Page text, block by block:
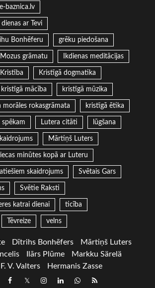
e-baznica.lv
ar Tevi
Bonhēferu grēku piedošana
grāmatu Ikdienas meditācijas
Kristība Kristīgā dogmatika
kristīgā mācība kristīgā mūzika
morāles rokasgrāmata kristīgā ētika
spēkam Lutera citāti lūgšana
Mārtiņš Luters
minūtes kopā ar Luteru
skaidrojums Svētais Gars
Svētie Raksti
katrai dienai ticība
Tēvreize velns
Dītrihs Bonhēfers
Mārtiņš Luters
Ilārs Plūme
Markku Särelä
V. Valters
Hermanis Zasse
Facebook
TwitterInstagram
LinkedInwhatsapp
RSS